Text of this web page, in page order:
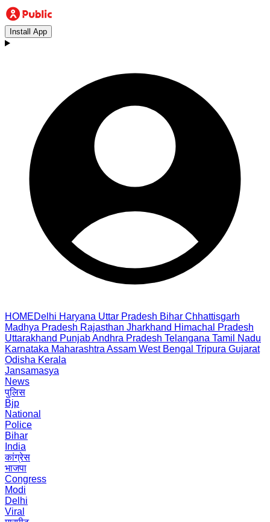
Install App
HOMEDelhi Haryana Uttar Pradesh Bihar Chhattisgarh
Madhya Pradesh Rajasthan Jharkhand Himachal Pradesh
Uttarakhand PunjabAndhra Pradesh Telangana Tamil Nadu
Karnataka Maharashtra Assam West Bengal Tripura Gujarat
Odisha Kerala
Jansamasya
News
पुलिस
Bjp
National
Police
Bihar
India
कांग्रेस
भाजपा
Congress
Modi
Delhi
Viral